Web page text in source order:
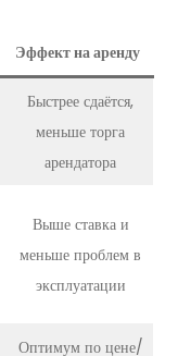
Эффект на аренду
Быстрее сдаётся,
меньше торга
арендатора
Выше ставка и
меньше проблем в
эксплуатации
Оптимум по цене/